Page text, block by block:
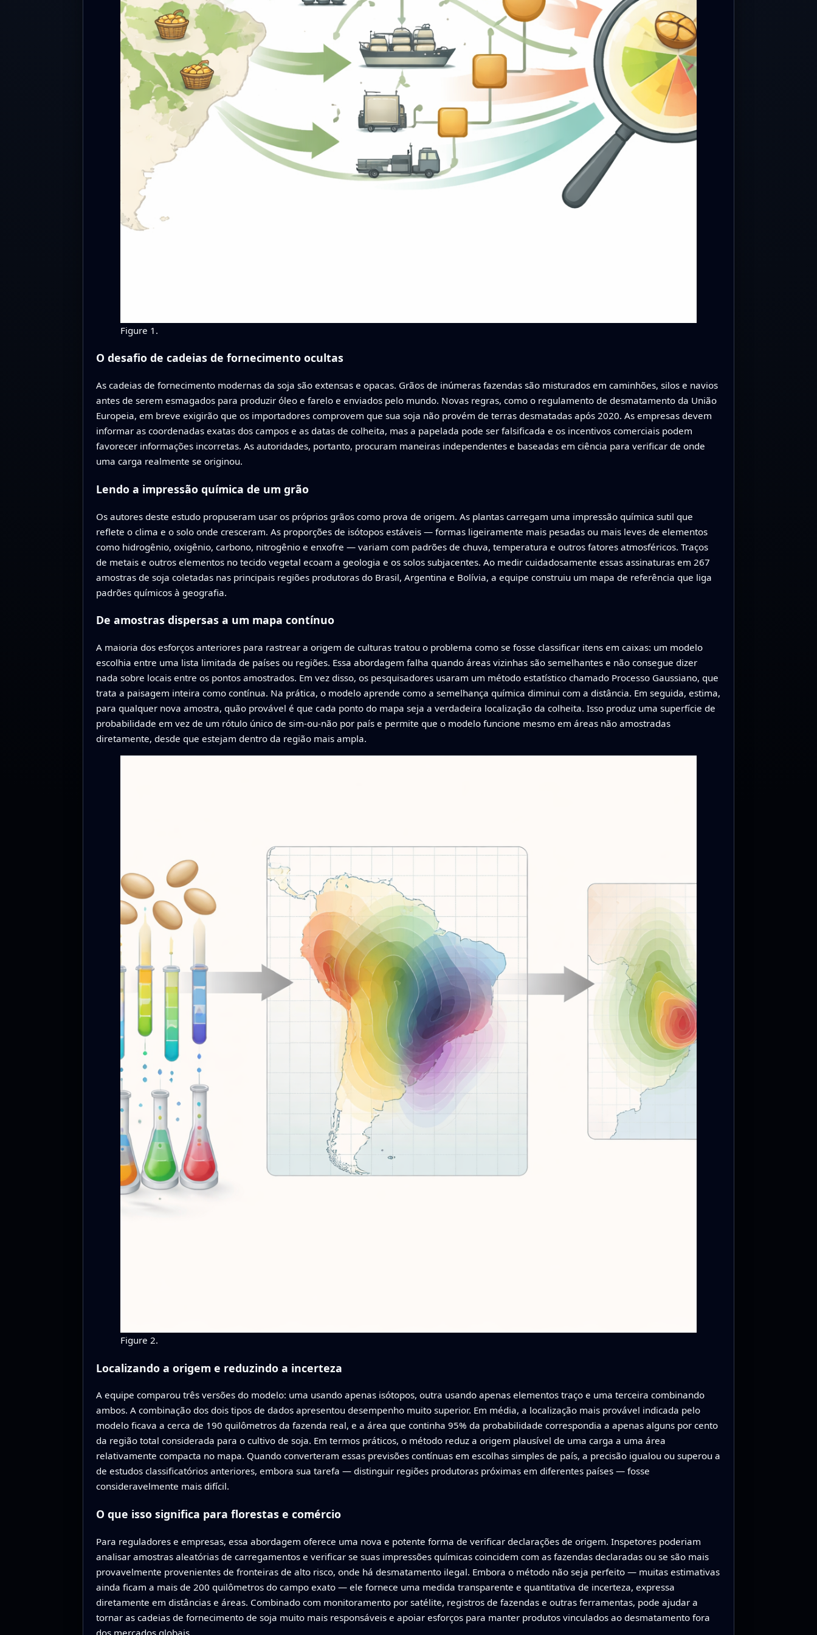
Figure 1.
O desafio de cadeias de fornecimento ocultas
As cadeias de fornecimento modernas da soja são extensas e opacas. Grãos de inúmeras fazendas são misturados em caminhões, silos e navios
antes de serem esmagados para produzir óleo e farelo e enviados pelo mundo. Novas regras, como o regulamento de desmatamento da União
Europeia, em breve exigirão que os importadores comprovem que sua soja não provém de terras desmatadas após 2020. As empresas devem
informar as coordenadas exatas dos campos e as datas de colheita, mas a papelada pode ser falsificada e os incentivos comerciais podem
favorecer informações incorretas. As autoridades, portanto, procuram maneiras independentes e baseadas em ciência para verificar de onde
uma carga realmente se originou.
Lendo a impressão química de um grão
Os autores deste estudo propuseram usar os próprios grãos como prova de origem. As plantas carregam uma impressão química sutil que
reflete o clima e o solo onde cresceram. As proporções de isótopos estáveis — formas ligeiramente mais pesadas ou mais leves de elementos
como hidrogênio, oxigênio, carbono, nitrogênio e enxofre — variam com padrões de chuva, temperatura e outros fatores atmosféricos. Traços
de metais e outros elementos no tecido vegetal ecoam a geologia e os solos subjacentes. Ao medir cuidadosamente essas assinaturas em 267
amostras de soja coletadas nas principais regiões produtoras do Brasil, Argentina e Bolívia, a equipe construiu um mapa de referência que liga
padrões químicos à geografia.
De amostras dispersas a um mapa contínuo
A maioria dos esforços anteriores para rastrear a origem de culturas tratou o problema como se fosse classificar itens em caixas: um modelo
escolhia entre uma lista limitada de países ou regiões. Essa abordagem falha quando áreas vizinhas são semelhantes e não consegue dizer
nada sobre locais entre os pontos amostrados. Em vez disso, os pesquisadores usaram um método estatístico chamado Processo Gaussiano, que
trata a paisagem inteira como contínua. Na prática, o modelo aprende como a semelhança química diminui com a distância. Em seguida, estima,
para qualquer nova amostra, quão provável é que cada ponto do mapa seja a verdadeira localização da colheita. Isso produz uma superfície de
probabilidade em vez de um rótulo único de sim-ou-não por país e permite que o modelo funcione mesmo em áreas não amostradas
diretamente, desde que estejam dentro da região mais ampla.
Figure 2.
Localizando a origem e reduzindo a incerteza
A equipe comparou três versões do modelo: uma usando apenas isótopos, outra usando apenas elementos traço e uma terceira combinando
ambos. A combinação dos dois tipos de dados apresentou desempenho muito superior. Em média, a localização mais provável indicada pelo
modelo ficava a cerca de 190 quilômetros da fazenda real, e a área que continha 95% da probabilidade correspondia a apenas alguns por cento
da região total considerada para o cultivo de soja. Em termos práticos, o método reduz a origem plausível de uma carga a uma área
relativamente compacta no mapa. Quando converteram essas previsões contínuas em escolhas simples de país, a precisão igualou ou superou a
de estudos classificatórios anteriores, embora sua tarefa — distinguir regiões produtoras próximas em diferentes países — fosse
consideravelmente mais difícil.
O que isso significa para florestas e comércio
Para reguladores e empresas, essa abordagem oferece uma nova e potente forma de verificar declarações de origem. Inspetores poderiam
analisar amostras aleatórias de carregamentos e verificar se suas impressões químicas coincidem com as fazendas declaradas ou se são mais
provavelmente provenientes de fronteiras de alto risco, onde há desmatamento ilegal. Embora o método não seja perfeito — muitas estimativas
ainda ficam a mais de 200 quilômetros do campo exato — ele fornece uma medida transparente e quantitativa de incerteza, expressa
diretamente em distâncias e áreas. Combinado com monitoramento por satélite, registros de fazendas e outras ferramentas, pode ajudar a
tornar as cadeias de fornecimento de soja muito mais responsáveis e apoiar esforços para manter produtos vinculados ao desmatamento fora
dos mercados globais.